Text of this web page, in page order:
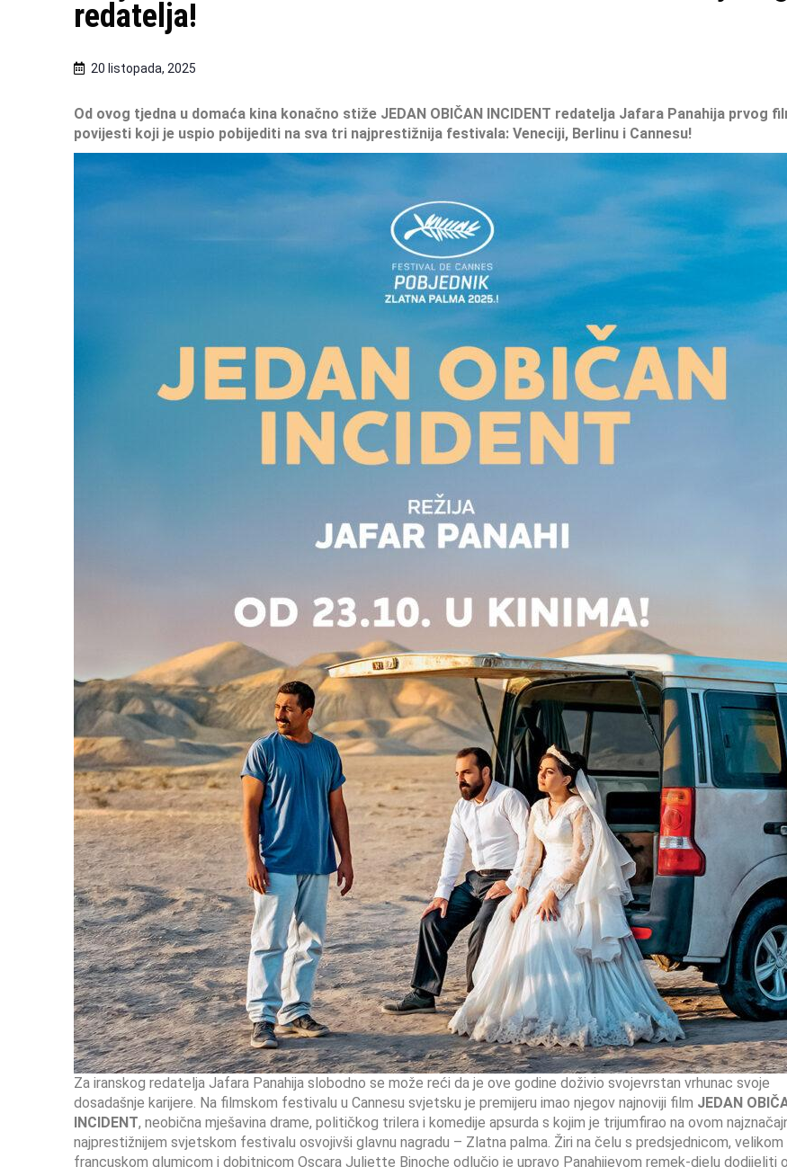
redatelja!
20 listopada, 2025
Od ovog tjedna u domaća kina konačno stiže JEDAN OBIČAN INCIDENT redatelja Jafara Panahija prvog
povijesti koji je uspio pobijediti na sva tri najprestižnija festivala: Veneciji, Berlinu i Cannesu!
Za iranskog redatelja Jafara Panahija slobodno se može reći da je ove godine doživio svojevrstan vrhunac svoje
dosadašnje karijere. Na filmskom festivalu u Cannesu svjetsku je premijeru imao njegov najnoviji film JEDAN
INCIDENT, neobična mješavina drame, političkog trilera i komedije apsurda s kojim je trijumfirao na ovom
najprestižnijem svjetskom festivalu osvojivši glavnu nagradu – Zlatna palma. Žiri na čelu s predsjednicom, velikom
francuskom glumicom i dobitnicom Oscara Juliette Binoche odlučio je upravo Panahijevom remek-djelu dodijeliti